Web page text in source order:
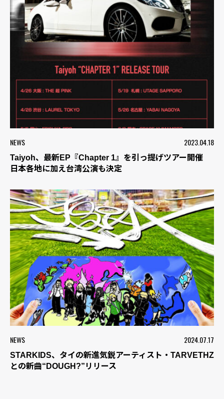
NEWS 2023.04.18
Taiyoh、最新EP『Chapter 1』を引っ提げツアー開催
日本各地に加え台湾公演も決定
NEWS 2024.07.17
STARKIDS、タイの新進気鋭アーティスト・TARVETHZ
との新曲“DOUGH?”リリース